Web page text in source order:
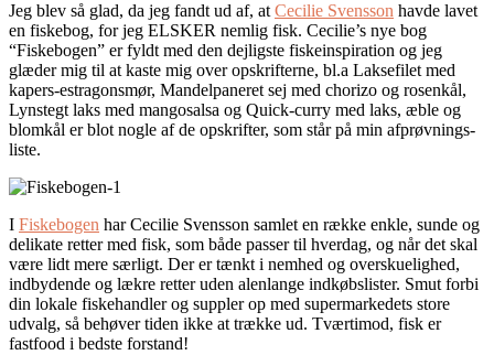
Jeg blev så glad, da jeg fandt ud af, at Cecilie Svensson havde lavet
en fiskebog, for jeg ELSKER nemlig fisk. Cecilie’s nye bog
“Fiskebogen” er fyldt med den dejligste fiskeinspiration og jeg
glæder mig til at kaste mig over opskrifterne, bl.a Laksefilet med
kapers-estragonsmør, Mandelpaneret sej med chorizo og rosenkål,
Lynstegt laks med mangosalsa og Quick-curry med laks, æble og
blomkål er blot nogle af de opskrifter, som står på min afprøvnings-
liste.
I Fiskebogen har Cecilie Svensson samlet en række enkle, sunde og
delikate retter med fisk, som både passer til hverdag, og når det skal
være lidt mere særligt. Der er tænkt i nemhed og overskuelighed,
indbydende og lækre retter uden alenlange indkøbslister. Smut forbi
din lokale fiskehandler og suppler op med supermarkedets store
udvalg, så behøver tiden ikke at trække ud. Tværtimod, fisk er
fastfood i bedste forstand!